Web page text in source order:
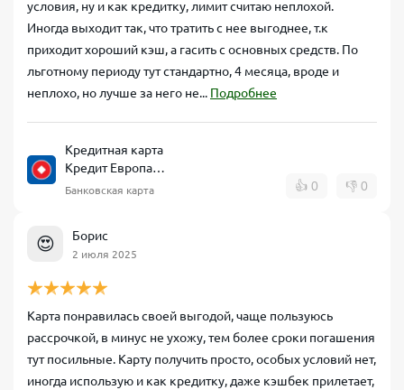
условия, ну и как кредитку, лимит считаю неплохой.
Иногда выходит так, что тратить с нее выгоднее, т.к
приходит хороший кэш, а гасить с основных средств. По
льготному периоду тут стандартно, 4 месяца, вроде и
неплохо, но лучше за него не... Подробнее
Кредитная карта
Кредит Европа
Банк CARD CREDIT
Банковская карта 👍 0 👎 0
😍 Борис
2 июля 2025
Карта понравилась своей выгодой, чаще пользуюсь
рассрочкой, в минус не ухожу, тем более сроки погашения
тут посильные. Карту получить просто, особых условий нет,
иногда использую и как кредитку, даже кэшбек прилетает,